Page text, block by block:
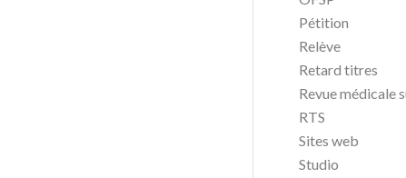
Pétition
Relève
Retard titres
Revue médicale
RTS
Sites web
Studio